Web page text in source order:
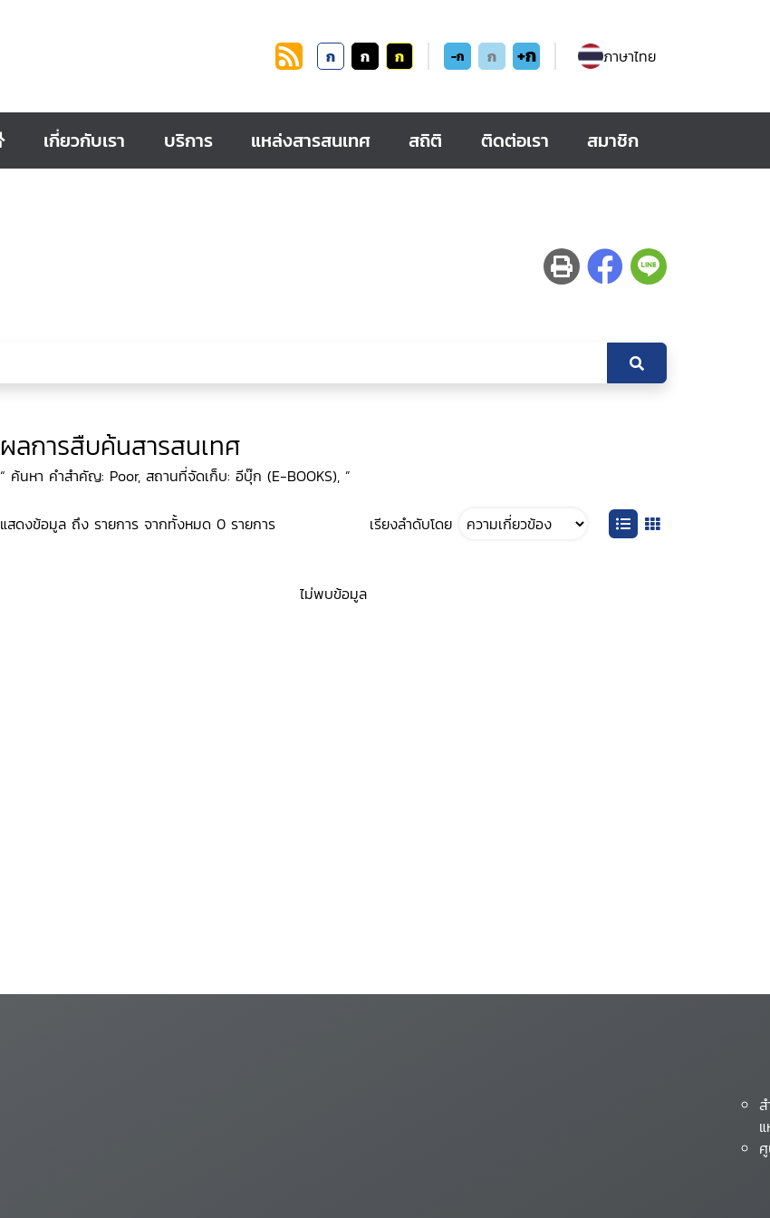
ก ก ก -ก ก +ก ภาษาไทย
เกี่ยวกับเรา บริการ แหล่งสารสนเทศ สถิติ ติดต่อเรา สมาชิก
ผลการสืบค้นสารสนเทศ
“ ค้นหา คำสำคัญ: Poor, สถานที่จัดเก็บ: อีบุ๊ก (E-BOOKS), ”
แสดงข้อมูล ถึง รายการ จากทั้งหมด 0 รายการ เรียงลำดับโดย
ไม่พบข้อมูล